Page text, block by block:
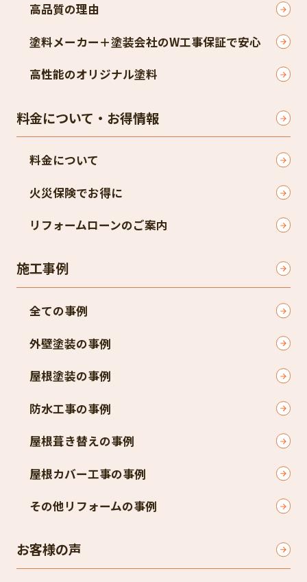
高品質の理由
塗料メーカー＋塗装会社のW工事保証で安心
高性能のオリジナル塗料
料金について・お得情報
料金について
火災保険でお得に
リフォームローンのご案内
施工事例
全ての事例
外壁塗装の事例
屋根塗装の事例
防水工事の事例
屋根葺き替えの事例
屋根カバー工事の事例
その他リフォームの事例
お客様の声